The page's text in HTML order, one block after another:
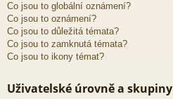
Co jsou to globální oznámení?
Co jsou to oznámení?
Co jsou to důležitá témata?
Co jsou to zamknutá témata?
Co jsou to ikony témat?
Uživatelské úrovně a skupiny